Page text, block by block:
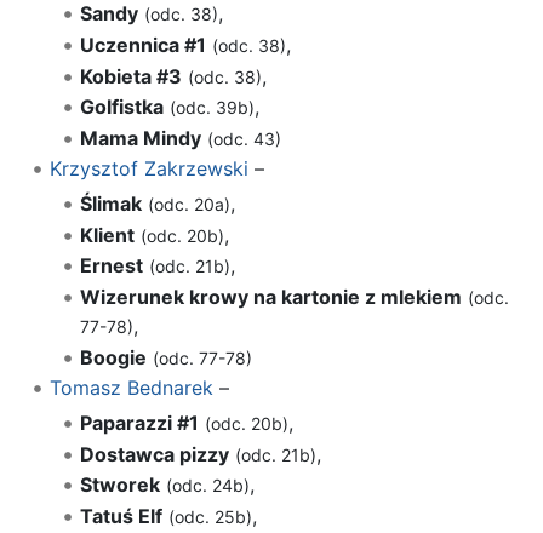
Sandy (odc. 38),
Uczennica #1 (odc. 38),
Kobieta #3 (odc. 38),
Golfistka (odc. 39b),
Mama Mindy (odc. 43)
Krzysztof Zakrzewski –
Ślimak (odc. 20a),
Klient (odc. 20b),
Ernest (odc. 21b),
Wizerunek krowy na kartonie z mlekiem (odc.
77-78),
Boogie (odc. 77-78)
Tomasz Bednarek–
Paparazzi #1 (odc. 20b),
Dostawca pizzy (odc. 21b),
Stworek (odc. 24b),
Tatuś Elf (odc. 25b),